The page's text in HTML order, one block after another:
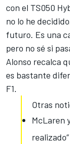
con el TS050
no lo he
futuro. Es una
pero no sé si
Alonso recalca
es bastante
F1.
Otras
McLaren